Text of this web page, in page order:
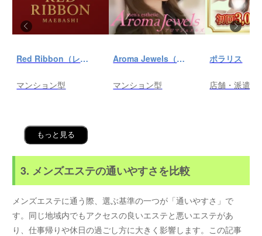
Red Ribbon（レッドリボン）前橋
マンション型
Aroma Jewels（アロマ ジュエルズ）秋葉原ルーム
マンション型
ポラリス
店舗・派遣
もっと見る
3. メンズエステの通いやすさを比較
メンズエステに通う際、選ぶ基準の一つが「通いやすさ」で
す。同じ地域内でもアクセスの良いエステと悪いエステがあ
り、仕事帰りや休日の過ごし方に大きく影響します。この記事